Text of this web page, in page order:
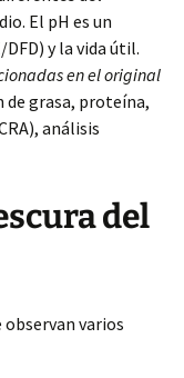
El pH es un
y la vida útil.
en el original
grasa, proteína,
análisis
del
observan varios